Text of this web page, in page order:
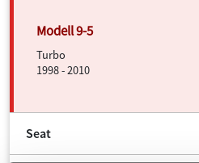
Turbo
1998 - 2010
Seat